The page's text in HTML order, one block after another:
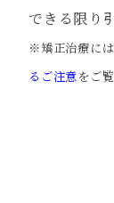
できる限り
※矯正治療に
るご注意をご